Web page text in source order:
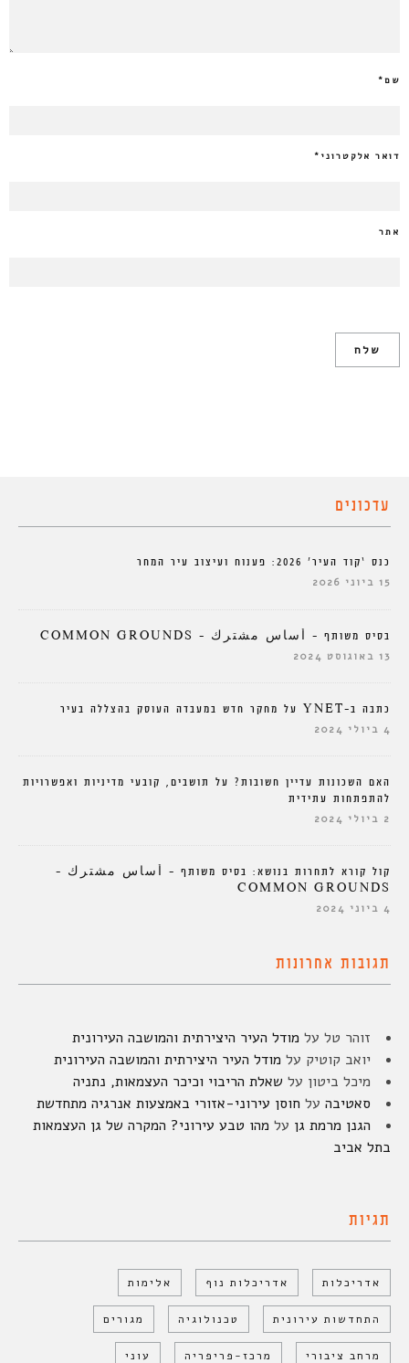
שם*
דואר אלקטרוני *
אתר
עדכונים
כנס ‘קוד העיר’ 2026: פענוח ועיצוב עיר המחר
15 ביוני 2026
בסיס משותף – أساس مشترك – COMMON GROUNDS
13 באוגוסט 2024
כתבה ב-YNET על מחקר חדש במעבדה העוסק בהצללה בעיר
4 ביולי 2024
האם השכונות עדיין חשובות? על תושבים, קובעי מדיניות ואפשרויות
להתפתחות עתידית
2 ביולי 2024
קול קורא לתחרות בנושא: בסיס משותף – أساس مشترك –
COMMON GROUNDS
4 ביוני 2024
תגובות אחרונות
זוהר טל על מודל העיר היצירתית והמושבה העירונית
יואב קוטיק על מודל העיר היצירתית והמושבה העירונית
מיכל ביטון על שאלת הריבוי וכיכר העצמאות, נתניה
סאטיבה על חוסן עירוני-אזורי באמצעות אנרגיה מתחדשת
הגנן מרמת גן על מהו טבע עירוני? המקרה של גן העצמאות
בתל אביב
תגיות
אדריכלות אדריכלות נוף אלימות
התחדשות עירונית טכנולוגיה מגורים
מרחב ציבורי מרכז-פריפריה עוני